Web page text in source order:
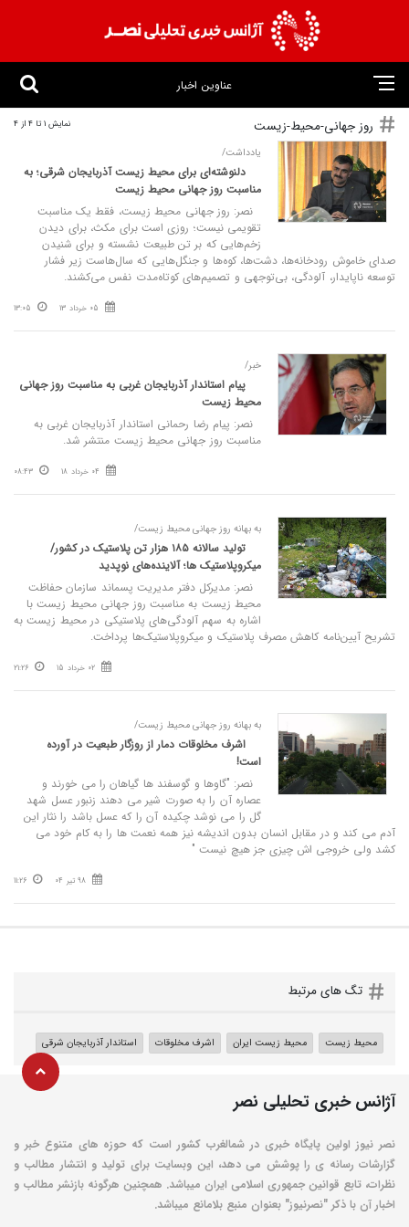
عناوین اخبار
روز جهانی-محیط-زیست نمایش 1 تا 4 از 4
یادداشت/
دلنوشته‌ای برای محیط زیست آذربایجان شرقی؛ به
مناسبت روز جهانی محیط زیست
نصر: روز جهانی محیط زیست، فقط یک مناسبت
تقویمی نیست؛ روزی است برای مکث، برای دیدن
زخم‌هایی که بر تن طبیعت نشسته و برای شنیدن
صدای خاموش رودخانه‌ها، دشت‌ها، کوه‌ها و جنگل‌هایی که سال‌هاست زیر فشار
توسعه ناپایدار، آلودگی، بی‌توجهی و تصمیم‌های کوتاه‌مدت نفس می‌کشند.
05 خرداد 13 13:05
خبر/
پیام استاندار آذربایجان غربی به مناسبت روز جهانی
محیط زیست
نصر: پیام رضا رحمانی استاندار آذربایجان غربی به
مناسبت روز جهانی محیط زیست منتشر شد.
04 خرداد 18 08:43
به بهانه روز جهانی محیط زیست/
تولید سالانه ۱۸۵ هزار تن پلاستیک در کشور/
میکروپلاستیک‌ ها؛ آلاینده‌های نوپدید
نصر: مدیرکل دفتر مدیریت پسماند سازمان حفاظت
محیط زیست به مناسبت روز جهانی محیط زیست با
اشاره به سهم آلودگی‌های پلاستیکی در محیط زیست به
تشریح آیین‌نامه کاهش مصرف پلاستیک و میکروپلاستیک‌ها پرداخت.
02 خرداد 15 21:26
به بهانه روز جهانی محیط زیست/
اشرف مخلوقات دمار از روزگار طبعیت در آورده
است!
نصر: "گاوها و گوسفند ها گیاهان را می خورند و
عصاره آن را به صورت شیر می دهند زنبور عسل شهد
گل را می نوشد چکیده آن را که عسل باشد را نثار این
آدم می کند و در مقابل انسان بدون اندیشه نیز همه نعمت ها را به کام خود می
کشد ولی خروجی اش چیزی جز هیچ نیست "
98 تیر 04 11:26
تگ های مرتبط
محیط زیست محیط زیست ایران اشرف مخلوقات استاندار آذربایجان شرقی
آژانس خبری تحلیلی نصر
نصر نیوز اولین پایگاه خبری در شمالغرب کشور است که حوزه های متنوع خبر و
گزارشات رسانه ی را پوشش می دهد، این وبسایت برای تولید و انتشار مطالب و
نظرات، تابع قوانین جمهوری اسلامی ایران میباشد. همچنین هرگونه بازنشر مطالب و
اخبار آن با ذکر "نصرنیوز" بعنوان منبع بلامانع میباشد.